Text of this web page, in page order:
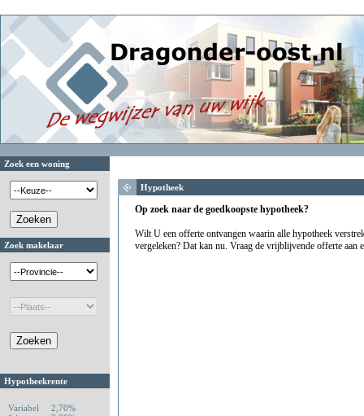
Zoek een woning
Zoek makelaar
Hypotheekrente
Variabel
2,70%
Hypotheek
Op zoek naar de goedkoopste hypotheek?
Wilt U een offerte ontvangen waarin alle hypotheek
vergeleken? Dat kan nu. Vraag de vrijblijvende offerte aan